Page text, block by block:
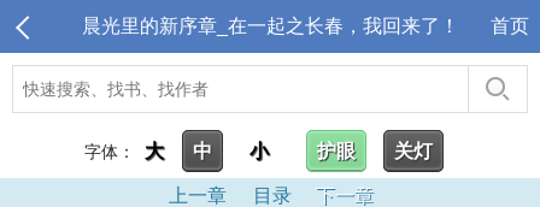
晨光里的新序章_在一起之长春，我回来了！ 首页
字体： 大 中 小 护眼 关灯
上一章 目录 下一章